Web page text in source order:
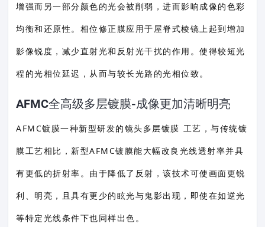
增强而另一部分颜色的光会被削弱，进而影响成像的色彩
均衡和还原性。相位修正膜应用于屋脊式棱镜上起到增加
影像锐度，减少直射光和反射光干扰的作用。使得较短光
程的光相位延迟，从而与较长光路的光相位致。
AFMC全高级多层镀膜-成像更加清晰明亮
AFMC镀膜一种新型研发的镜头多层镀膜 工艺，与传统镀
膜工艺相比，新型AFMC镀膜能大幅改良光线透射率并具
有更低的折射率。由于降低了反射，该技术可使画面更锐
利、明亮，且具有更少的眩光与鬼影出现，即使在如逆光
等特定光线条件下也同样出色。